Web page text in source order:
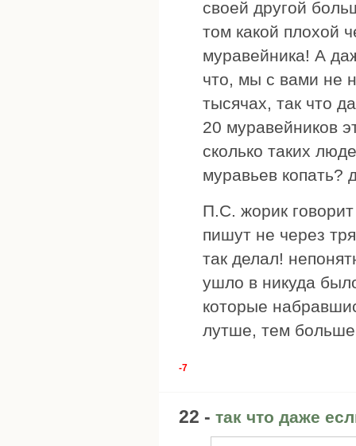
своей другой
том какой плохой
муравейника! А
что, мы с вами не
тысячах, так что
20 муравейников
сколько таких
муравьев копать?
П.С. жорик
пишут не через
так делал!
ушло в никуда
которые
лутше, тем
-7
22 - так что даже